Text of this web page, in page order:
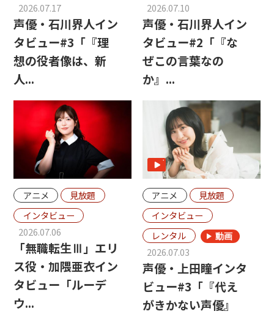
2026.07.17
声優・石川界人イン
タビュー#3「『理
想の役者像は、新
人...
2026.07.10
声優・石川界人イン
タビュー#2「『な
ぜこの言葉なの
か』...
アニメ
見放題
インタビュー
2026.07.06
「無職転生Ⅲ」エリ
ス役・加隈亜衣イン
タビュー「ルーデ
ウ...
アニメ
見放題
インタビュー
レンタル
2026.07.03
声優・上田瞳インタ
ビュー#3「『代え
がきかない声優』